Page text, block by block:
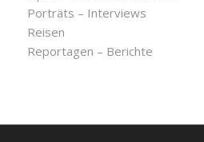
Porträts – Interviews
Reisen
Reportagen – Berichte